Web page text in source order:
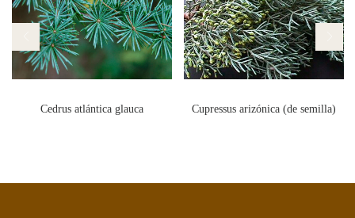
Cedrus atlántica glauca Cupressus arizónica (de semilla)